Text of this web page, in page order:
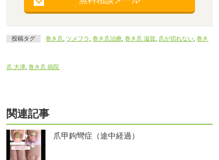
投稿タグ 巻き爪, ツメフラ ,巻き爪治療,巻き爪 滋賀, 爪が切れない,巻き
爪 大津,巻き爪 病院
関連記事
爪甲鉤彎症（途中経過）